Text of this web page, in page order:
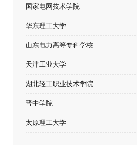
国家电网技术学院
华东理工大学
山东电力高等专科学校
天津工业大学
湖北轻工职业技术学院
晋中学院
太原理工大学